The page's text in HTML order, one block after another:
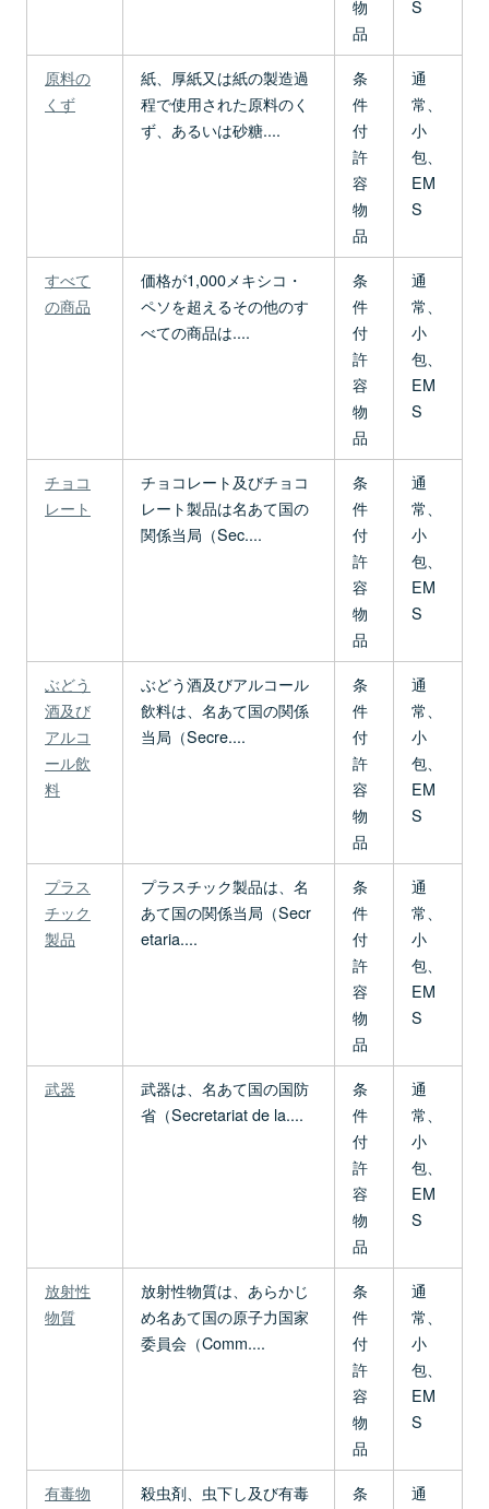
物
品
S
原料の
くず
紙、厚紙又は紙の製造過
程で使用された原料のく
ず、あるいは砂糖....
条
件
付
許
容
物
品
通
常、
小
包、
EM
S
すべて
の商品
価格が1,000メキシコ・
ペソを超えるその他のす
べての商品は....
条
件
付
許
容
物
品
通
常、
小
包、
EM
S
チョコ
レート
チョコレート及びチョコ
レート製品は名あて国の
関係当局（Sec....
条
件
付
許
容
物
品
通
常、
小
包、
EM
S
ぶどう
酒及び
アルコ
ール飲
料
ぶどう酒及びアルコール
飲料は、名あて国の関係
当局（Secre....
条
件
付
許
容
物
品
通
常、
小
包、
EM
S
プラス
チック
製品
プラスチック製品は、名
あて国の関係当局（Secr
etaria....
条
件
付
許
容
物
品
通
常、
小
包、
EM
S
武器
武器は、名あて国の国防
省（Secretariat de la....
条
件
付
許
容
物
品
通
常、
小
包、
EM
S
放射性
物質
放射性物質は、あらかじ
め名あて国の原子力国家
委員会（Comm....
条
件
付
許
容
物
品
通
常、
小
包、
EM
S
有毒物
殺虫剤、虫下し及び有毒
条
通